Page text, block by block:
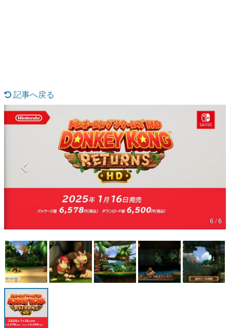
なんでゲームは面白い？
ゲーム開発者・hamatsu氏がゲームの魅力を画面や操作の
具体的な形から解き明かしていく、硬派で骨太な評論連載
です。
ゲームが変えた日本語
「経験値」「裏技」「ラスボス」… ゲームにまつわる言葉
の起源や用法の変遷を、コンピューター文化史研究家・タ
イニーP氏が徹底調査。
カテゴリ
マンガ
女性向け
アプリレビュー
その他
記事へ戻る
6 / 6